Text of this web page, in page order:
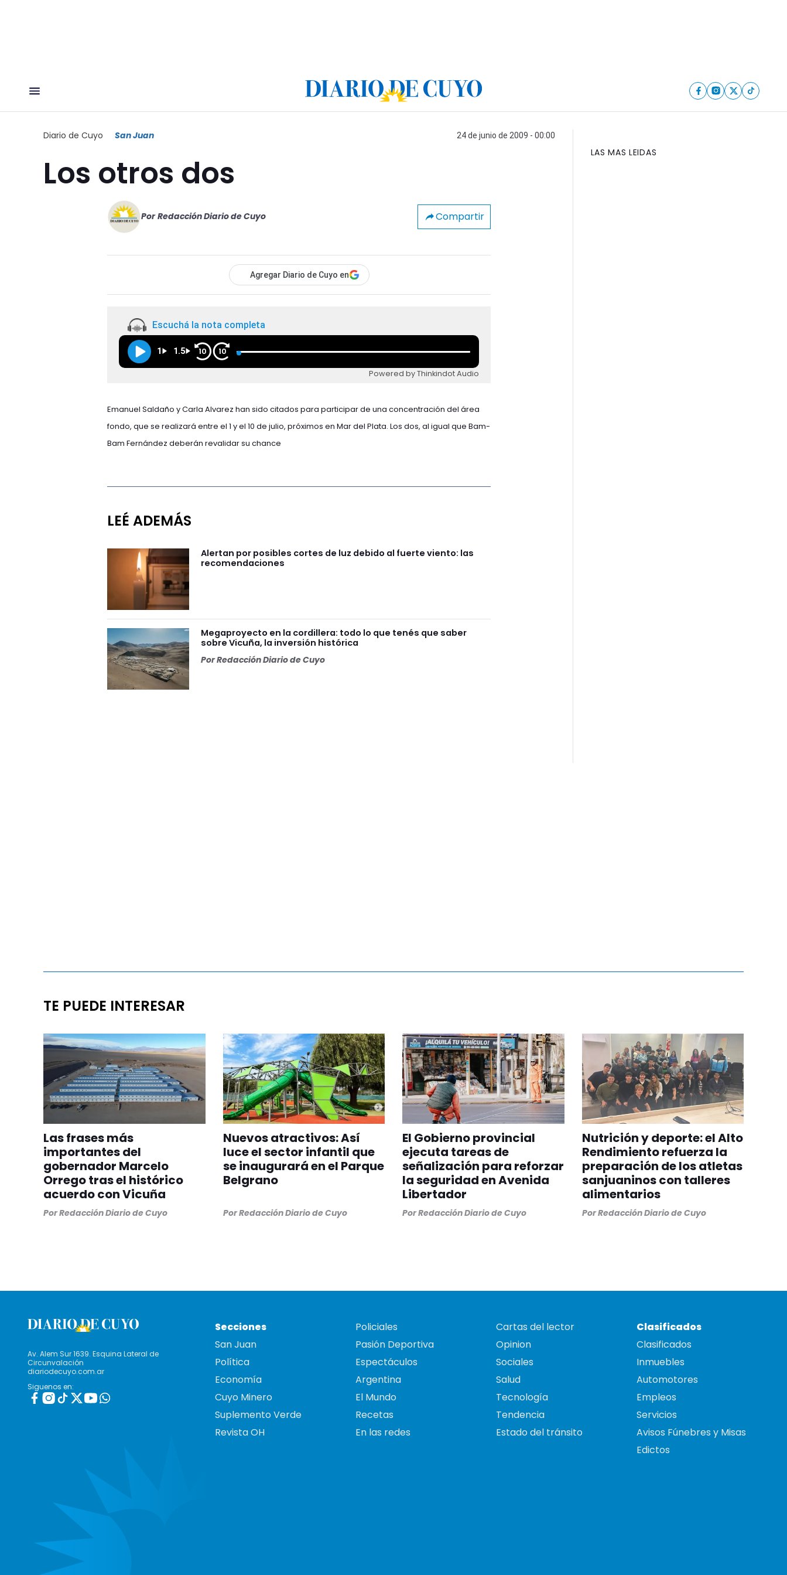
Diario de Cuyo San Juan 24 de junio de 2009 - 00:00
Los otros dos
Por Redacción Diario de Cuyo Compartir
Agregar Diario de Cuyo en
Escuchá la nota completa
1 1.5 10 10
Powered by Thinkindot Audio
Emanuel Saldaño y Carla Alvarez han sido citados para participar de una concentración del área
fondo, que se realizará entre el 1 y el 10 de julio, próximos en Mar del Plata. Los dos, al igual que Bam-
Bam Fernández deberán revalidar su chance
LEÉ ADEMÁS
Alertan por posibles cortes de luz debido al fuerte viento: las
recomendaciones
Megaproyecto en la cordillera: todo lo que tenés que saber
sobre Vicuña, la inversión histórica
PorRedacción Diario de Cuyo
LAS MAS LEIDAS
TE PUEDE INTERESAR
Las frases más
importantes del
gobernador Marcelo
Orrego tras el histórico
acuerdo con Vicuña
PorRedacción Diario de Cuyo
Nuevos atractivos: Así
luce el sector infantil que
se inaugurará en el Parque
Belgrano
PorRedacción Diario de Cuyo
El Gobierno provincial
ejecuta tareas de
señalización para reforzar
la seguridad en Avenida
Libertador
PorRedacción Diario de Cuyo
Nutrición y deporte: el Alto
Rendimiento refuerza la
preparación de los atletas
sanjuaninos con talleres
alimentarios
PorRedacción Diario de Cuyo
Av. Alem Sur 1639. Esquina Lateral de
Circunvalación
diariodecuyo.com.ar
Siguenos en:
Secciones
San Juan
Política
Economía
Cuyo Minero
Suplemento Verde
Revista OH
Policiales
Pasión Deportiva
Espectáculos
Argentina
El Mundo
Recetas
En las redes
Cartas del lector
Opinion
Sociales
Salud
Tecnología
Tendencia
Estado del tránsito
Clasificados
Clasificados
Inmuebles
Automotores
Empleos
Servicios
Avisos Fúnebres y Misas
Edictos